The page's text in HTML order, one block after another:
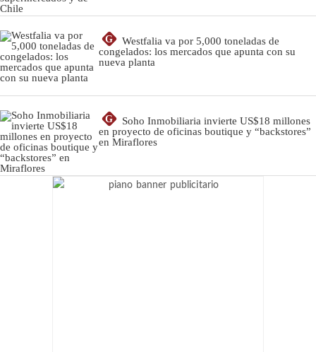
G
Westfalia va por 5,000 toneladas de
congelados: los mercados que apunta con su
nueva planta
G
Soho Inmobiliaria invierte US$18 millones
en proyecto de oficinas boutique y “backstores”
en Miraflores